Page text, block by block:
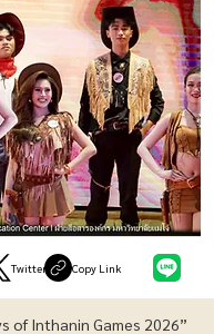
Twitter Copy Link
of Inthanin Games 2026”